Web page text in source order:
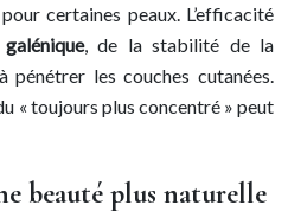
certaines peaux. L’efficacité
, de la stabilité de la
les couches cutanées.
« toujours plus concentré » peut
beauté plus naturelle